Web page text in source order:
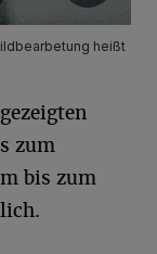
heißt
zum
bis zum